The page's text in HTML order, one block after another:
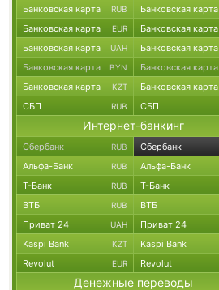
Банковская карта RUB Банковская карта
Банковская карта EUR Банковская карта
Банковская карта UAH Банковская карта
Банковская карта BYN Банковская карта
Банковская карта KZT Банковская карта
СБП RUB СБП
Интернет-банкинг
Сбербанк RUB Сбербанк
Альфа-Банк RUB Альфа-Банк
Т-Банк RUB Т-Банк
ВТБ RUB ВТБ
Приват 24 UAH Приват 24
Kaspi Bank KZT Kaspi Bank
Revolut EUR Revolut
Денежные переводы